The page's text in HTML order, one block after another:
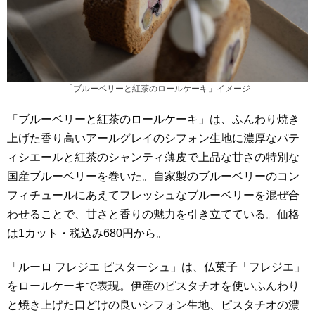
「ブルーベリーと紅茶のロールケーキ」イメージ
「ブルーベリーと紅茶のロールケーキ」は、ふんわり焼き
上げた香り高いアールグレイのシフォン生地に濃厚なパテ
ィシエールと紅茶のシャンティ薄皮で上品な甘さの特別な
国産ブルーベリーを巻いた。自家製のブルーベリーのコン
フィチュールにあえてフレッシュなブルーベリーを混ぜ合
わせることで、甘さと香りの魅力を引き立てている。価格
は1カット・税込み680円から。
「ルーロ フレジエ ピスターシュ」は、仏菓子「フレジエ」
をロールケーキで表現。伊産のピスタチオを使いふんわり
と焼き上げた口どけの良いシフォン生地、ピスタチオの濃